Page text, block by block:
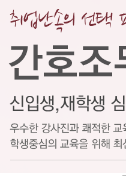
온라인문의
포토갤러리
공지사항
Total 13건1 페이지
2026년 하반기 간호조무사
11 2024년 수강료 비용 공지 내